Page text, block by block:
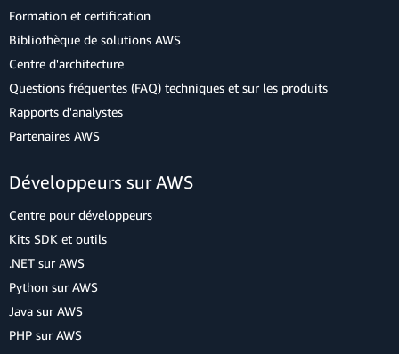
Formation et certification
Bibliothèque de solutions AWS
Centre d'architecture
Questions fréquentes (FAQ) techniques et sur les produits
Rapports d'analystes
Partenaires AWS
Développeurs sur AWS
Centre pour développeurs
Kits SDK et outils
.NET sur AWS
Python sur AWS
Java sur AWS
PHP sur AWS